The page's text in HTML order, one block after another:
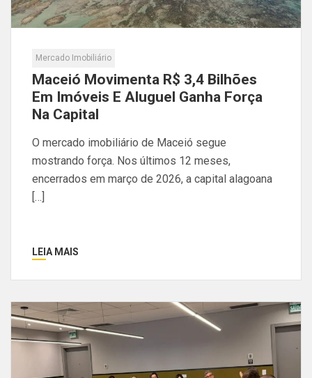
Mercado Imobiliário
Maceió Movimenta R$ 3,4 Bilhões
Em Imóveis E Aluguel Ganha Força
Na Capital
O mercado imobiliário de Maceió segue
mostrando força. Nos últimos 12 meses,
encerrados em março de 2026, a capital alagoana
[…]
LEIA MAIS